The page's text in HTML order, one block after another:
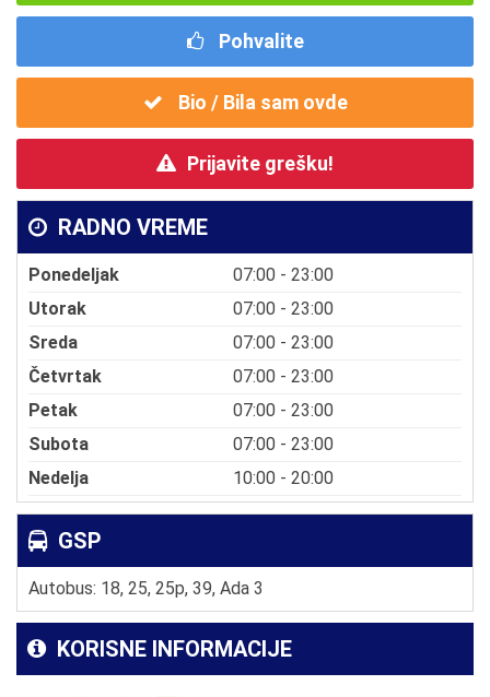
Pohvalite
Bio / Bila sam ovde
Prijavite grešku!
RADNO VREME
Ponedeljak
07:00 - 23:00
Utorak
07:00 - 23:00
Sreda
07:00 - 23:00
Četvrtak
07:00 - 23:00
Petak
07:00 - 23:00
Subota
07:00 - 23:00
Nedelja
10:00 - 20:00
GSP
Autobus: 18, 25, 25p, 39, Ada 3
KORISNE INFORMACIJE